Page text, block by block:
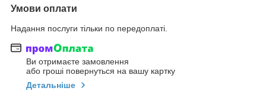
Умови оплати
Надання послуги тільки по передоплаті.
Ви отримаєте замовлення
або гроші повернуться на вашу картку
Детальніше